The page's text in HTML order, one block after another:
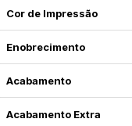
Cor de Impressão
Enobrecimento
Acabamento
Acabamento Extra